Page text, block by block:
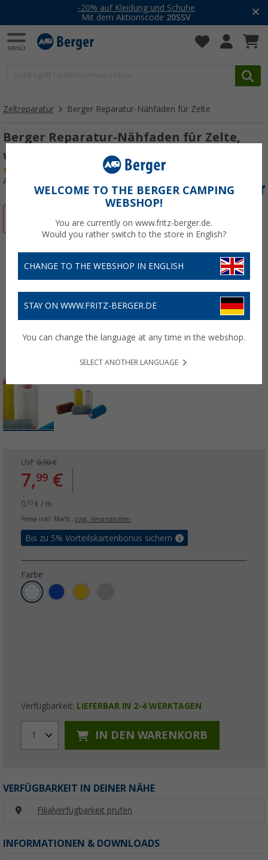
-20% auf Kleidung und Schuhe
Mit dem Aktionscode 20SSV
Zeltreparatur Berger Reparatur-Nähfaden für Zelte
Berger Reparatur-Nähfaden für Zelte,
weiß
Art.-Nr.: 411990
UVP 9,99 €
7,99 €
0,03 € / m
Preise inkl. MwSt., zzgl. Versandkosten
Bis zu 5% Vorteilskartenbonus sichern
Farbe
Verfügbarkeit: LIEFERBAR IN 2-4 WERKTAGEN
1 IN DEN WARENKORB
VERFÜGBARKEIT IN DEINER NÄHE
Filialverfügbarkeit prüfen
INFORMATIONEN & DOWNLOADS
WELCOME TO THE BERGER CAMPING
WEBSHOP!
You are currently on www.fritz-berger.de.
Would you rather switch to the store in English?
CHANGE TO THE WEBSHOP IN ENGLISH
STAY ON WWW.FRITZ-BERGER.DE
You can change the language at any time in the webshop.
SELECT ANOTHER LANGUAGE